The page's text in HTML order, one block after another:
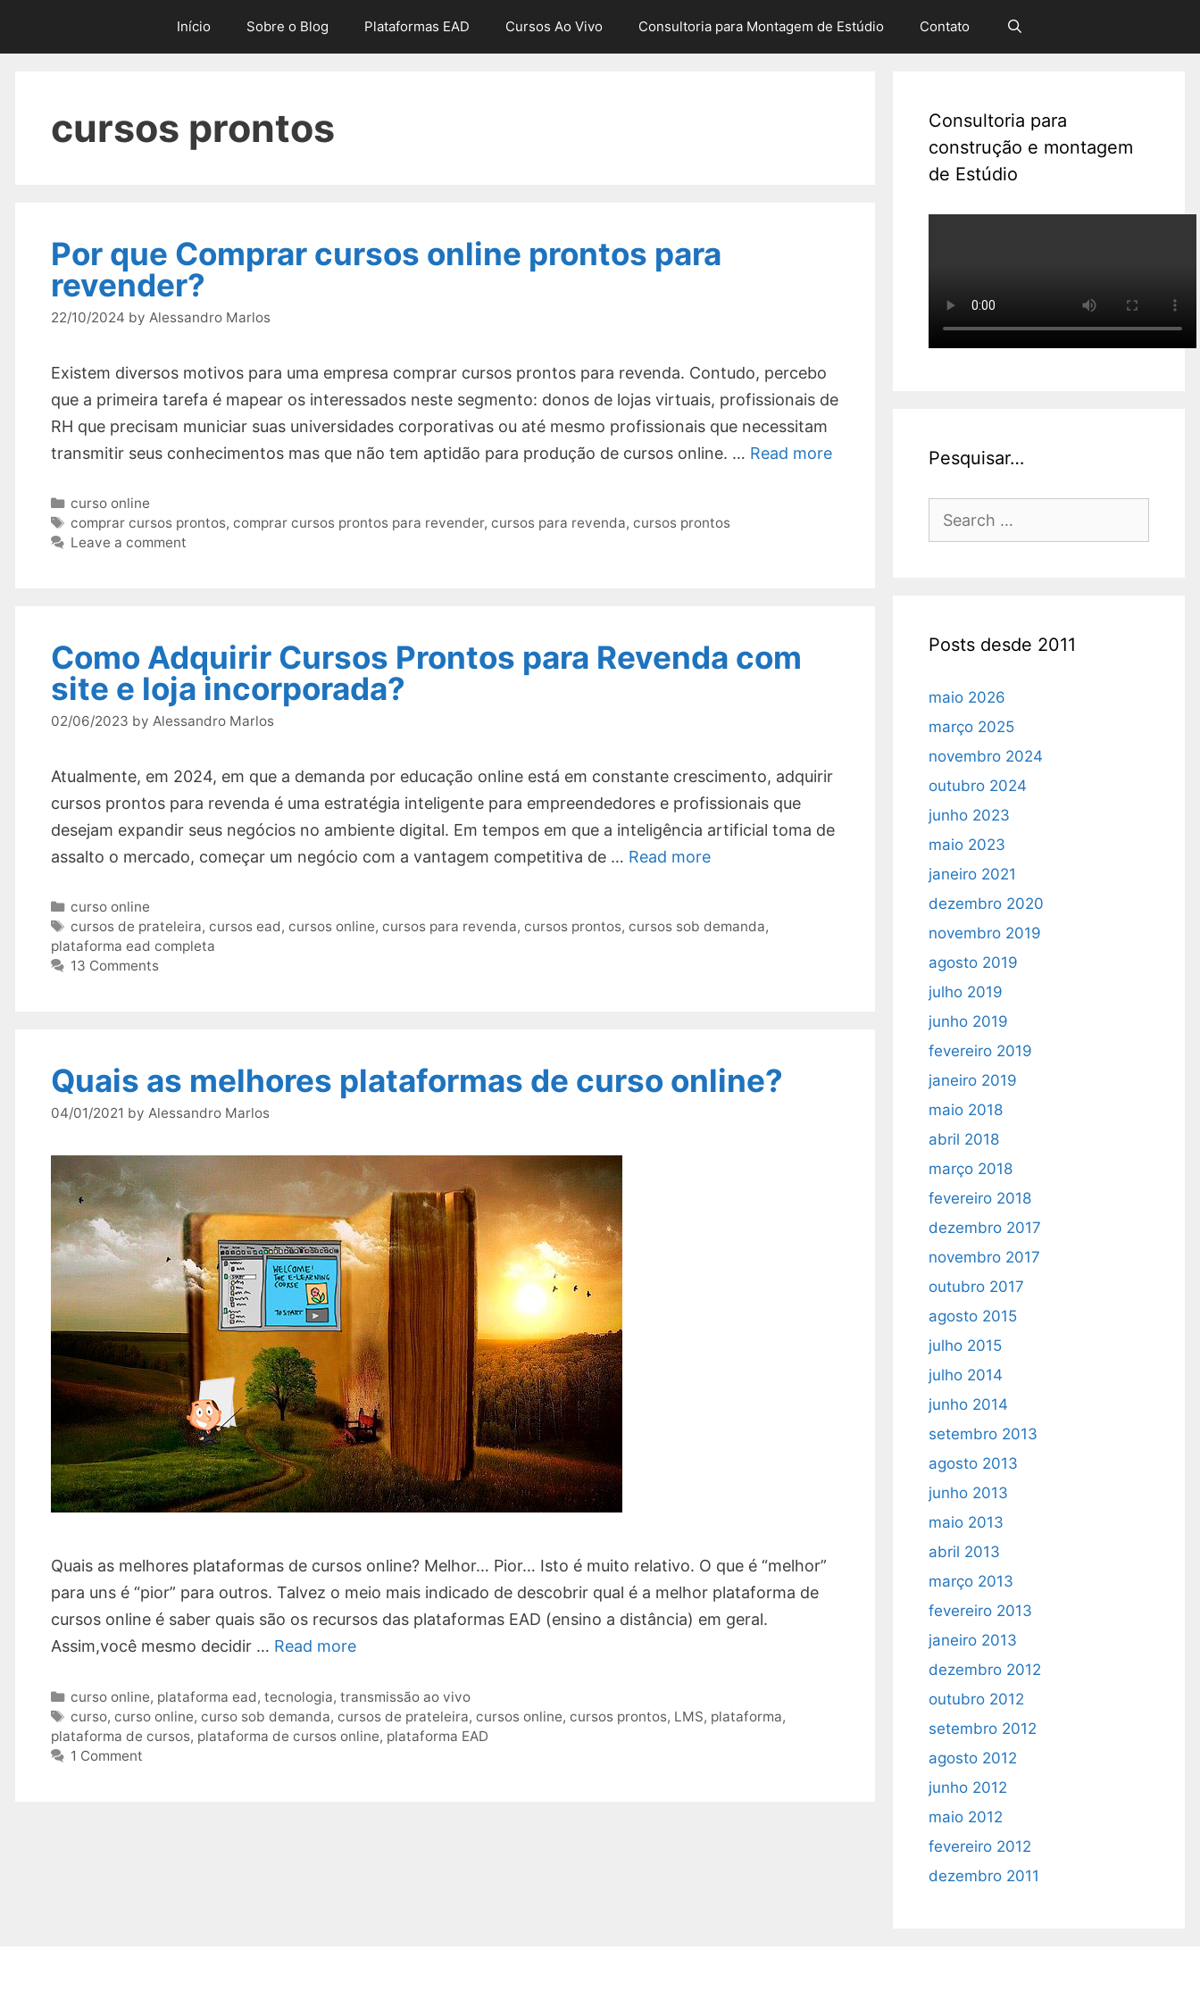
Início Sobre o Blog Plataformas EAD Cursos Ao Vivo Consultoria para Montagem de Estúdio Contato
cursos prontos
Por que Comprar cursos online prontos para
revender?
22/10/2024 by Alessandro Marlos
Existem diversos motivos para uma empresa comprar cursos prontos para revenda. Contudo, percebo
que a primeira tarefa é mapear os interessados neste segmento: donos de lojas virtuais, profissionais de
RH que precisam municiar suas universidades corporativas ou até mesmo profissionais que necessitam
transmitir seus conhecimentos mas que não tem aptidão para produção de cursos online. … Read more
Categories
curso online
Tags
comprar cursos prontos,comprar cursos prontos para revender,cursos para revenda,cursos prontos
Leave a comment
Como Adquirir Cursos Prontos para Revenda com
site e loja incorporada?
02/06/2023 by Alessandro Marlos
Atualmente, em 2024, em que a demanda por educação online está em constante crescimento, adquirir
cursos prontos para revenda é uma estratégia inteligente para empreendedores e profissionais que
desejam expandir seus negócios no ambiente digital. Em tempos em que a inteligência artificial toma de
assalto o mercado, começar um negócio com a vantagem competitiva de … Read more
Categories
curso online
Tags
cursos de prateleira,cursos ead,cursos online,cursos para revenda,cursos prontos,cursos sob demanda,
plataforma ead completa
13 Comments
Quais as melhores plataformas de curso online?
04/01/2021 by Alessandro Marlos
Quais as melhores plataformas de cursos online? Melhor… Pior… Isto é muito relativo. O que é “melhor”
para uns é “pior” para outros. Talvez o meio mais indicado de descobrir qual é a melhor plataforma de
cursos online é saber quais são os recursos das plataformas EAD (ensino a distância) em geral.
Assim,você mesmo decidir … Read more
Categories
curso online, plataforma ead,tecnologia,transmissão ao vivo
Tags
curso,curso online,curso sob demanda,cursos de prateleira,cursos online,cursos prontos, LMS, plataforma,
plataforma de cursos, plataforma de cursos online, plataforma EAD
1 Comment
Consultoria para
construção e montagem
de Estúdio
Pesquisar…
Search
Posts desde 2011
maio 2026
março 2025
novembro 2024
outubro 2024
junho 2023
maio 2023
janeiro 2021
dezembro 2020
novembro 2019
agosto 2019
julho 2019
junho 2019
fevereiro 2019
janeiro 2019
maio 2018
abril 2018
março 2018
fevereiro 2018
dezembro 2017
novembro 2017
outubro 2017
agosto 2015
julho 2015
julho 2014
junho 2014
setembro 2013
agosto 2013
junho 2013
maio 2013
abril 2013
março 2013
fevereiro 2013
janeiro 2013
dezembro 2012
outubro 2012
setembro 2012
agosto 2012
junho 2012
maio 2012
fevereiro 2012
dezembro 2011